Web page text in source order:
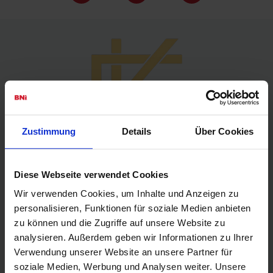
Zustimmung Details Über Cookies
Diese Webseite verwendet Cookies
Wir verwenden Cookies, um Inhalte und Anzeigen zu
personalisieren, Funktionen für soziale Medien anbieten
zu können und die Zugriffe auf unsere Website zu
analysieren. Außerdem geben wir Informationen zu Ihrer
Verwendung unserer Website an unsere Partner für
soziale Medien, Werbung und Analysen weiter. Unsere
Maria Spielmann Erfolgs-Kommissarin
Zum Windmühlenweg 9
14979 Großbeeren
info@maria-spielmann.de
www.maria-spielmann.de